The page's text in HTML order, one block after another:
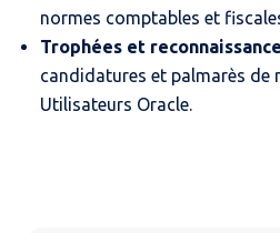
normes comptables et
Trophées et
candidatures et palmarès de
Utilisateurs Oracle.